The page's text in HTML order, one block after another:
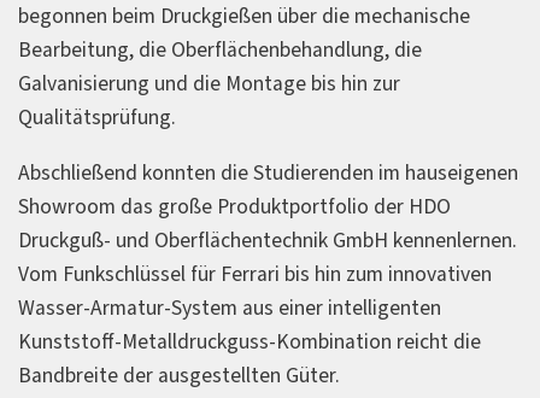
begonnen beim Druckgießen über die mechanische
Bearbeitung, die Oberflächenbehandlung, die
Galvanisierung und die Montage bis hin zur
Qualitätsprüfung.
Abschließend konnten die Studierenden im hauseigenen
Showroom das große Produktportfolio der HDO
Druckguß- und Oberflächentechnik GmbH kennenlernen.
Vom Funkschlüssel für Ferrari bis hin zum innovativen
Wasser-Armatur-System aus einer intelligenten
Kunststoff-Metalldruckguss-Kombination reicht die
Bandbreite der ausgestellten Güter.